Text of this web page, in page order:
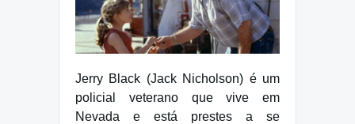
Jerry Black (Jack Nicholson) é um
policial veterano que vive em
Nevada e está prestes a se